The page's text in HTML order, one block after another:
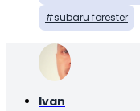
subaru forester
Ivan